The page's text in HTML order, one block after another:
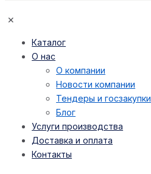
✕
Каталог
О нас
О компании
Новости компании
Тендеры и госзакупки
Блог
Услуги производства
Доставка и оплата
Контакты